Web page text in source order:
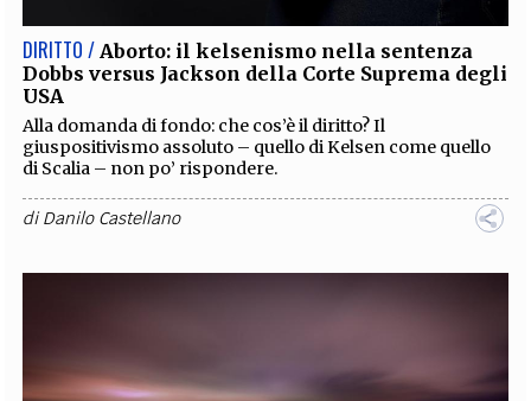
DIRITTO / Aborto: il kelsenismo nella sentenza
Dobbs versus Jackson della Corte Suprema degli
USA
Alla domanda di fondo: che cos’è il diritto? Il
giuspositivismo assoluto – quello di Kelsen come quello
di Scalia – non po’ rispondere.
diDanilo Castellano